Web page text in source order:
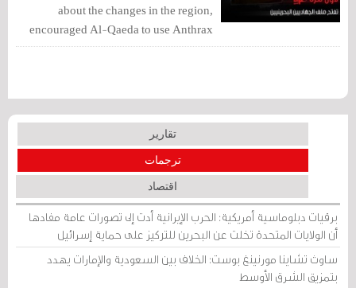
about the changes in the region,
encouraged Al-Qaeda to use Anthrax
gas to kill 330 American citizens in an
تقارير
ترجمات
اقتصاد
برقيات دبلوماسية أمريكية: الحرب الإيرانية أدت إلى تصورات عامة مفادها
أن الولايات المتحدة تخلت عن البحرين للتركيز على حماية إسرائيل
ساوث تشاينا مورنينغ بوست: الخلاف بين السعودية والإمارات يهدد
بتمزيق الشرق الأوسط